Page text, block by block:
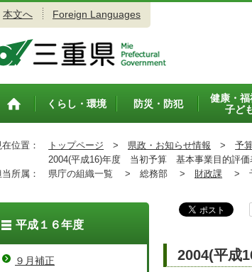
本文へ Foreign Languages
ップペ
くらし・環境 防災・防犯
健康・福
子ど
位置： トップページ > 県政・お知らせ情報 > 予
2004(平成16)年度 当初予算 基本事業目的評価
所属：
県庁の組織一覧 > 総務部 > 財政課 >
2004(平成
平成１６年度
９月補正